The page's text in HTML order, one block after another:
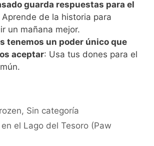
guarda respuestas para el
Aprende de la historia para
un mañana mejor.
tenemos un poder único que
aceptar: Usa tus dones para el
, Sin categoría
el Lago del Tesoro (Paw